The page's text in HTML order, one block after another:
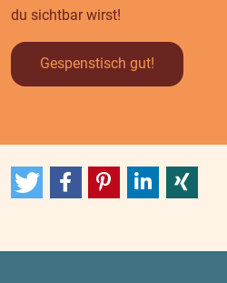
du sichtbar wirst!
Gespenstisch gut!